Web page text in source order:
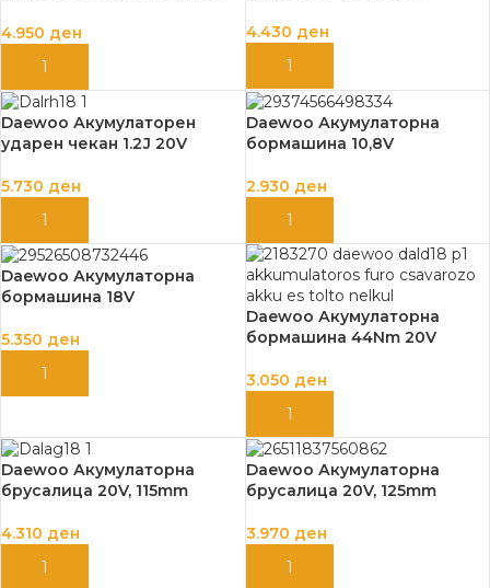
батерија, полнач G801E 7,2В
4.950 ден
ДОДАЈ ВО КОШНИЦА
4.430 ден
ДОДАЈ ВО КОШНИЦА
Daewoo Акумулаторен
ударен чекан 1.2Ј 20V
5.730 ден
ДОДАЈ ВО КОШНИЦА
Daewoo Акумулаторна
бормашина 10,8V
2.930 ден
ДОДАЈ ВО КОШНИЦА
Daewoo Акумулаторна
бормашина 18V
5.350 ден
ДОДАЈ ВО КОШНИЦА
Daewoo Акумулаторна
бормашина 44Nm 20V
3.050 ден
ДОДАЈ ВО КОШНИЦА
Daewoo Акумулаторна
брусалица 20V, 115mm
4.310 ден
ДОДАЈ ВО КОШНИЦА
Daewoo Акумулаторна
брусалица 20V, 125mm
3.970 ден
ДОДАЈ ВО КОШНИЦА